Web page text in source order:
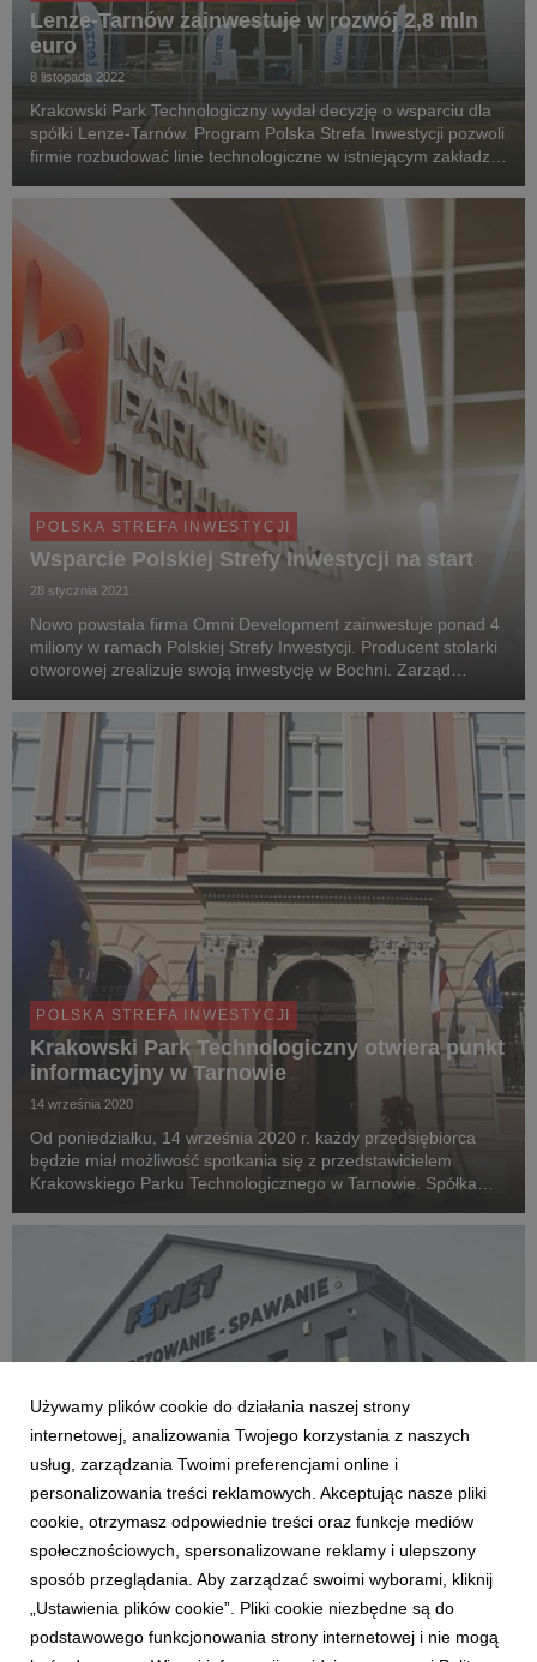
Lenze-Tarnów zainwestuje w rozwój 2,8 mln
euro
8 listopada 2022
Krakowski Park Technologiczny wydał decyzję o wsparciu dla
spółki Lenze-Tarnów. Program Polska Strefa Inwestycji pozwoli
firmie rozbudować linie technologiczne w istniejącym zakładzie
POLSKA STREFA INWESTYCJI
Wsparcie Polskiej Strefy Inwestycji na start
28 stycznia 2021
Nowo powstała firma Omni Development zainwestuje ponad 4
miliony w ramach Polskiej Strefy Inwestycji. Producent stolarki
otworowej zrealizuje swoją inwestycję w Bochni. Zarząd
roku decyzję o wsparciu.
POLSKA STREFA INWESTYCJI
Krakowski Park Technologiczny otwiera punkt
informacyjny w Tarnowie
14 września 2020
Od poniedziałku, 14 września 2020 r. każdy przedsiębiorca
będzie miał możliwość spotkania się z przedstawicielem
Krakowskiego Parku Technologicznego w Tarnowie. Spółka
który będzie wspierał przedsiębiorców w ro...
POLSKA STREFA INWESTYCJI
Nowoczesne spawalnictwo i robotyzacja:
FEMET inwestuje w Podolanach dzięki
zwolnieniu podatkowemu
26 marca 2026
Kolejna małopolska firma z sektora MŚP stawia na rozwój.
Używamy plików cookie do działania naszej strony
internetowej, analizowania Twojego korzystania z naszych
usług, zarządzania Twoimi preferencjami online i
personalizowania treści reklamowych. Akceptując nasze pliki
cookie, otrzymasz odpowiednie treści oraz funkcje mediów
społecznościowych, spersonalizowane reklamy i ulepszony
sposób przeglądania. Aby zarządzać swoimi wyborami, kliknij
„Ustawienia plików cookie”. Pliki cookie niezbędne są do
podstawowego funkcjonowania strony internetowej i nie mogą